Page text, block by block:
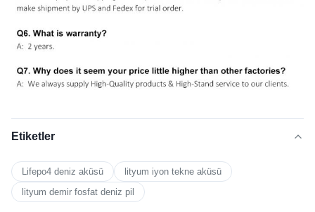
Etiketler
Lifepo4 deniz aküsü
lityum iyon tekne aküsü
lityum demir fosfat deniz pil